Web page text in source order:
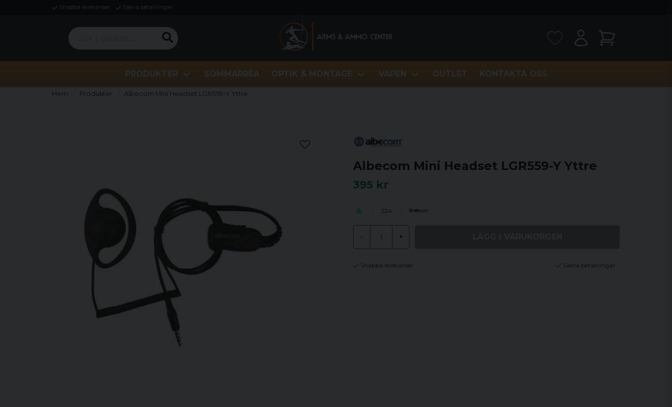
Snabba leveranser Säkra betalningar
Sök i butiken ...
PRODUKTER SOMMARREA OPTIK & MONTAGE VAPEN OUTLET KONTAKTA OSS
Hem Produkter Albecom Mini Headset LGR559-Y Yttre
Albecom Mini Headset LGR559-Y Yttre
395 kr
534
- +
Snabba leveranser Säkra betalningar